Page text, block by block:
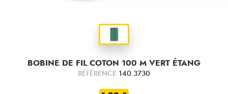
BOBINE DE FIL COTON 100 M VERT ÉTANG
RÉFÉRENCE 140.3730